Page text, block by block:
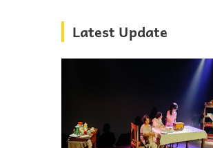
Latest Update